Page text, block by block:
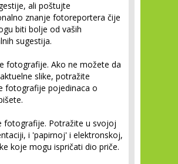
ali poštujte
znanje fotoreportera čije
biti bolje od vaših
sugestija.
fotografije. Ako ne možete da
slike, potražite
fotografije pojedinaca o
fotografije. Potražite u svojoj
i 'papirnoj' i elektronskoj,
koje mogu ispričati dio priče.